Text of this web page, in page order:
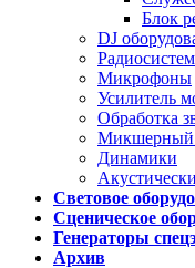
Блок
DJ
Микрофоны
Усилитель
Обработка
Микшерный
Динамики
Световое
Сценическое
Генераторы
Архив